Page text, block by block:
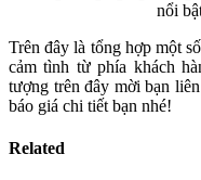
nổi
Trên đây là tổng hợp một
cảm tình từ phía khách
tượng trên đây mời bạn
báo giá chi tiết bạn nhé!
Related